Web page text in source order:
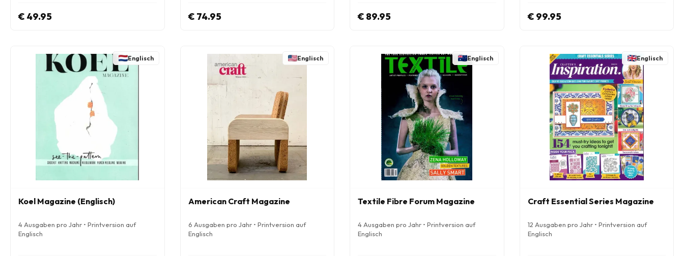
€ 49.95 € 74.95 € 89.95 € 99.95
Englisch
Koel Magazine (Englisch)
4 Ausgaben pro Jahr • Printversion auf
Englisch
Englisch
American Craft Magazine
6 Ausgaben pro Jahr • Printversion auf
Englisch
Englisch
Textile Fibre Forum Magazine
4 Ausgaben pro Jahr • Printversion auf
Englisch
Englisch
Craft Essential Series Magazine
12 Ausgaben pro Jahr • Printversion auf
Englisch